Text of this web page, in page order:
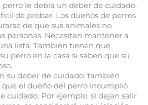
perro le debía un deber de cuidado.
de probar. Los dueños de perros
de que sus animales no
personas. Necesitan mantener a
lista. También tienen que
perro en la casa si saben que su
su deber de cuidado: también
el dueño del perro incumplió
cuidado. Por ejemplo, si dejan salir